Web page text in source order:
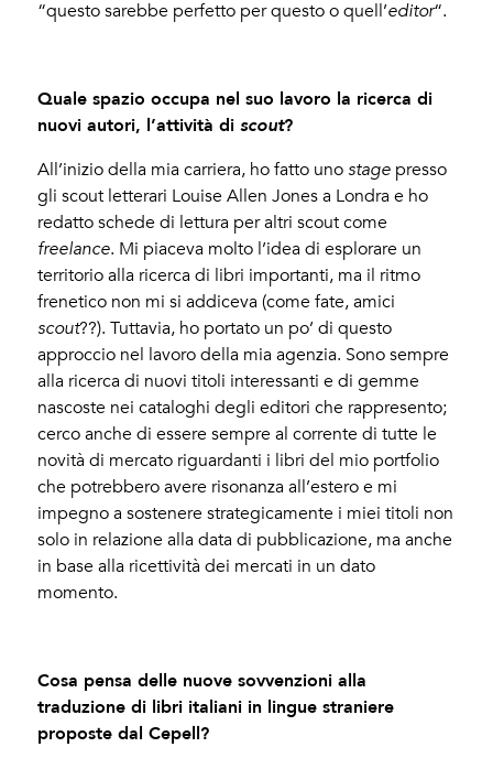
“questo sarebbe perfetto per questo o quell’editor“.
Quale spazio occupa nel suo lavoro la ricerca di
nuovi autori, l’attività discout?
All’inizio della mia carriera, ho fatto uno stage presso
gli scout letterari Louise Allen Jones a Londra e ho
redatto schede di lettura per altri scout come
freelance. Mi piaceva molto l’idea di esplorare un
territorio alla ricerca di libri importanti, ma il ritmo
frenetico non mi si addiceva (come fate, amici
scout??). Tuttavia, ho portato un po’ di questo
approccio nel lavoro della mia agenzia. Sono sempre
alla ricerca di nuovi titoli interessanti e di gemme
nascoste nei cataloghi degli editori che rappresento;
cerco anche di essere sempre al corrente di tutte le
novità di mercato riguardanti i libri del mio portfolio
che potrebbero avere risonanza all’estero e mi
impegno a sostenere strategicamente i miei titoli non
solo in relazione alla data di pubblicazione, ma anche
in base alla ricettività dei mercati in un dato
momento.
Cosa pensa delle nuove sovvenzioni alla
traduzione di libri italiani in lingue straniere
proposte dal Cepell?